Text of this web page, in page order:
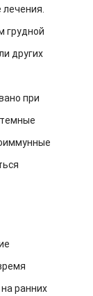
грудной
других
при
ранних